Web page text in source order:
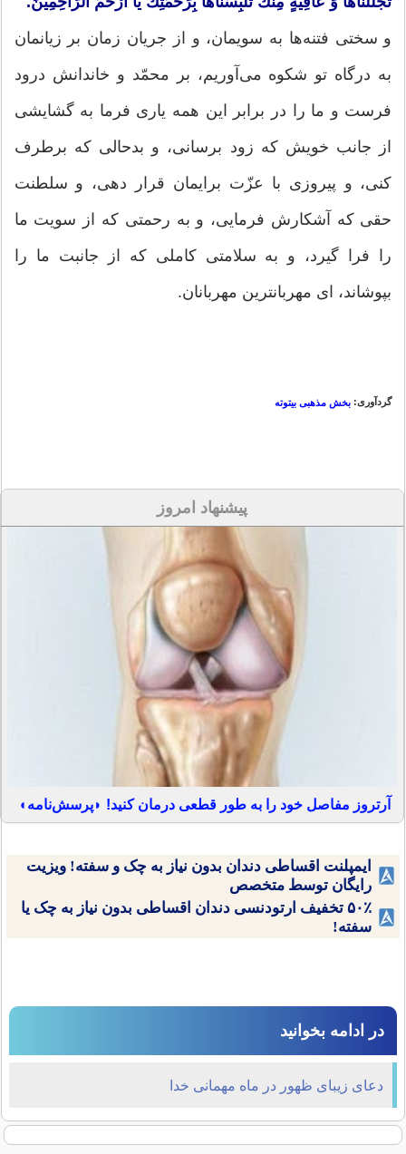
و سختی فتنه‌ها به سویمان، و از جریان زمان بر زیانمان
به درگاه تو شكوه می‌آوریم، بر محمّد و خاندانش درود
فرست و ما را در برابر این همه یاری فرما به گشایشی
از جانب خویش كه زود برسانی، و بدحالی كه برطرف
كنی، و پیروزی با عزّت برایمان قرار دهی، و سلطنت
حقی كه آشكارش فرمایی، و به رحمتی كه از سویت ما
را فرا گیرد، و به سلامتی كاملی كه از جانبت ما را
بپوشاند، ای مهربانترین مهربانان.
گردآوری: بخش مذهبی بیتوته
پیشنهاد امروز
آرتروز مفاصل خود را به طور قطعی درمان کنید! ◗پرسش‌نامه◖
ایمپلنت اقساطی دندان بدون نیاز به چک و سفته! ویزیت
رایگان توسط متخصص
۵۰٪ تخفیف ارتودنسی دندان اقساطی بدون نیاز به چک یا
سفته!
در ادامه بخوانید
دعای زیبای ظهور در ماه مهمانی خدا